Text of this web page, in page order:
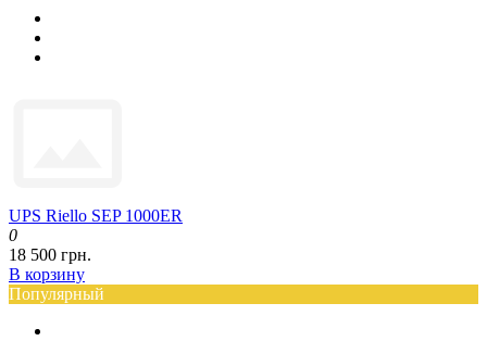
UPS Riello SEP 1000ER
0
18 500 грн.
В корзину
Популярный